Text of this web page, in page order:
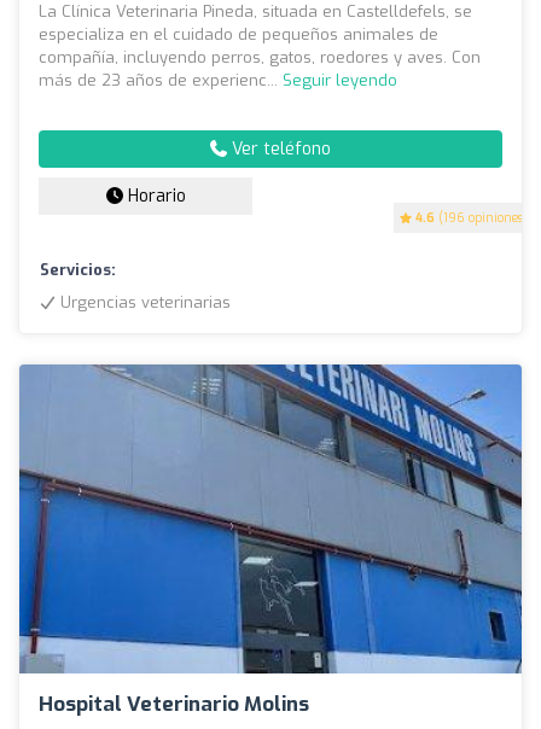
4.6 (196 opiniones)
La Clínica Veterinaria Pineda, situada en Castelldefels, se
especializa en el cuidado de pequeños animales de
compañía, incluyendo perros, gatos, roedores y aves. Con
más de 23 años de experienc... Seguir leyendo
Ver teléfono
Horario
Servicios:
Urgencias veterinarias
Hospital Veterinario Molins